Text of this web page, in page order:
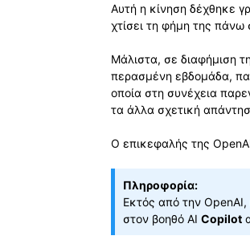
Αυτή η κίνηση δέχθηκε
χτίσει τη φήμη της
Μάλιστα, σε διαφήμιση
περασμένη εβδομάδα,
οποία στη συνέχεια
τα άλλα σχετική
Ο επικεφαλής της
Πληροφορία:
Εκτός από την OpenAI,
στον βοηθό AI Copilot